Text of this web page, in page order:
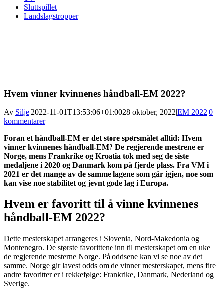
Sluttspillet
Landslagstropper
Hvem vinner kvinnenes håndball-EM 2022?
Av Silje|2022-11-01T13:53:06+01:0028 oktober, 2022|EM 2022|0
kommentarer
Foran et håndball-EM er det store spørsmålet alltid: Hvem
vinner kvinnenes håndball-EM? De regjerende mestrene er
Norge, mens Frankrike og Kroatia tok med seg de siste
medaljene i 2020 og Danmark kom på fjerde plass. Fra VM i
2021 er det mange av de samme lagene som går igjen, noe som
kan vise noe stabilitet og jevnt gode lag i Europa.
Hvem er favoritt til å vinne kvinnenes
håndball-EM 2022?
Dette mesterskapet arrangeres i Slovenia, Nord-Makedonia og
Montenegro. De største favorittene inn til mesterskapet om en uke
de regjerende mesterne Norge. På oddsene kan vi se noe av det
samme. Norge gir lavest odds om de vinner mesterskapet, mens fire
andre favoritter er i rekkefølge: Frankrike, Danmark, Nederland og
Sverige.